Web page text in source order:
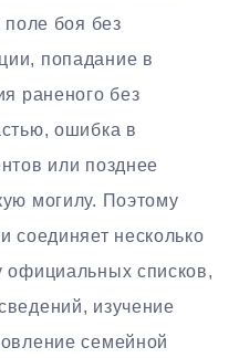
поле боя без
попадание в
раненого без
ошибка в
или позднее
могилу. Поэтому
соединяет несколько
официальных списков,
изучение
семейной